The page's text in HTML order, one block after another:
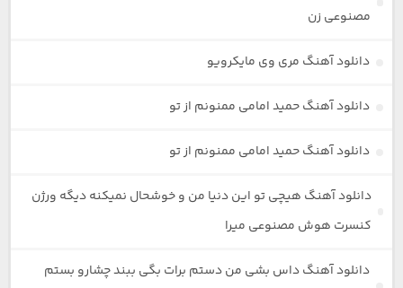
مصنوعی زن
دانلود آهنگ مری وی مایکرویو
دانلود آهنگ حمید امامی ممنونم از تو
دانلود آهنگ حمید امامی ممنونم از تو
دانلود آهنگ هیچی تو این دنیا من و خوشحال نمیکنه دیگه ورژن
کنسرت هوش مصنوعی میرا
دانلود آهنگ داس بشی من دستم برات بگی ببند چشارو بستم